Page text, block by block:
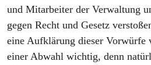
und Mitarbeiter der Verwaltung
gegen Recht und Gesetz
eine Aufklärung dieser Vorwürfe
einer Abwahl wichtig, denn